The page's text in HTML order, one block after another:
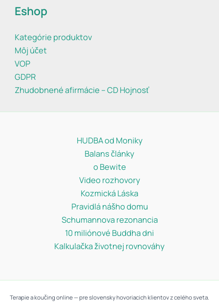
Eshop
Kategórie produktov
Môj účet
VOP
GDPR
Zhudobnené afirmácie – CD Hojnosť
HUDBA od Moniky
Balans články
o Bewite
Video rozhovory
Kozmická Láska
Pravidlá nášho domu
Schumannova rezonancia
10 miliónové Buddha dni
Kalkulačka životnej rovnováhy
Terapie a koučing online — pre slovensky hovoriacich klientov z celého sveta.